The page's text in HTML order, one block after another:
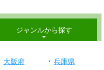
ジャンルから探す
大阪府
兵庫県